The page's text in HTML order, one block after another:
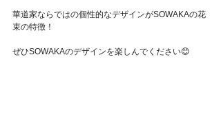
Featured Posts
華道家ならではの個性的なデザインがSOWAKAの花
束の特徴！
ぜひSOWAKAのデザインを楽しんでください😊